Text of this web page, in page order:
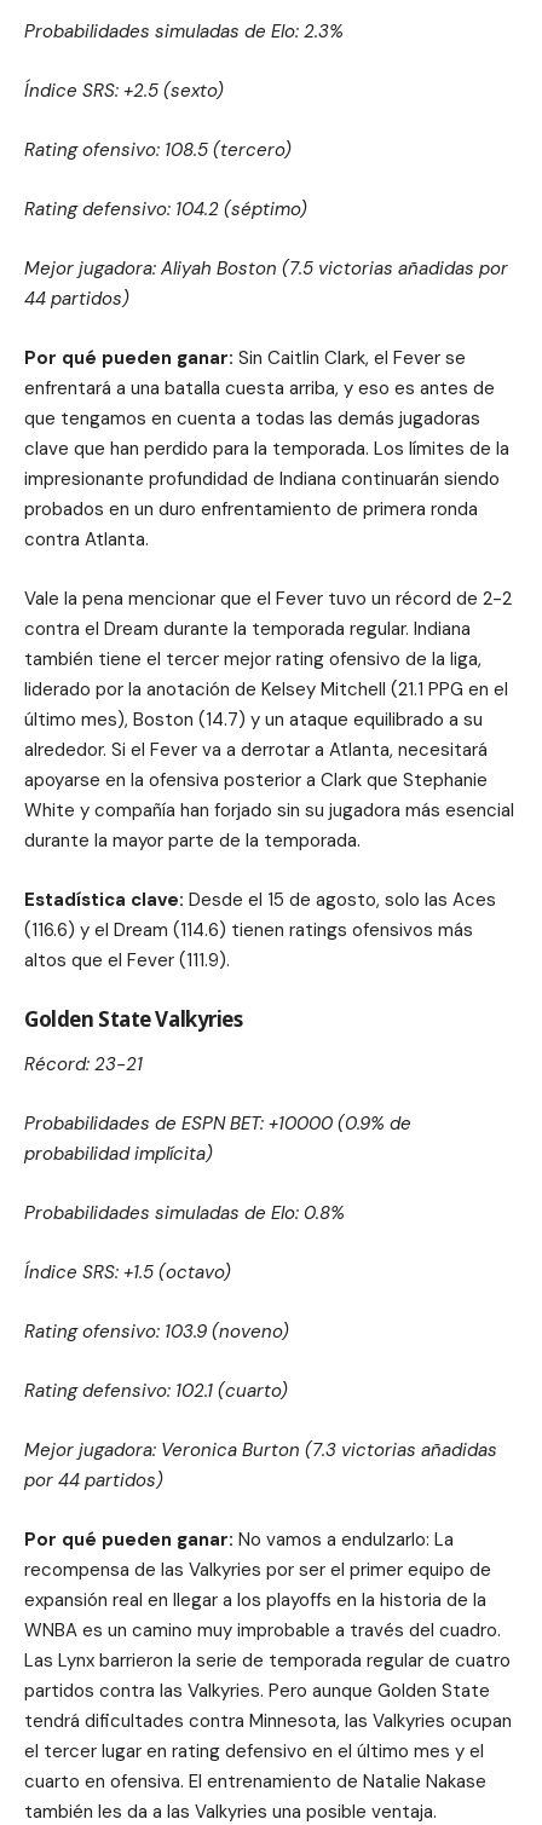
Probabilidades simuladas de Elo: 2.3%
Índice SRS: +2.5 (sexto)
Rating ofensivo: 108.5 (tercero)
Rating defensivo: 104.2 (séptimo)
Mejor jugadora: Aliyah Boston (7.5 victorias añadidas por
44 partidos)
Por qué pueden ganar: Sin Caitlin Clark, el Fever se
enfrentará a una batalla cuesta arriba, y eso es antes de
que tengamos en cuenta a todas las demás jugadoras
clave que han perdido para la temporada. Los límites de la
impresionante profundidad de Indiana continuarán siendo
probados en un duro enfrentamiento de primera ronda
contra Atlanta.
Vale la pena mencionar que el Fever tuvo un récord de 2-2
contra el Dream durante la temporada regular. Indiana
también tiene el tercer mejor rating ofensivo de la liga,
liderado por la anotación de Kelsey Mitchell (21.1 PPG en el
último mes), Boston (14.7) y un ataque equilibrado a su
alrededor. Si el Fever va a derrotar a Atlanta, necesitará
apoyarse en la ofensiva posterior a Clark que Stephanie
White y compañía han forjado sin su jugadora más esencial
durante la mayor parte de la temporada.
Estadística clave: Desde el 15 de agosto, solo las Aces
(116.6) y el Dream (114.6) tienen ratings ofensivos más
altos que el Fever (111.9).
Golden State Valkyries
Récord: 23-21
Probabilidades de ESPN BET: +10000 (0.9% de
probabilidad implícita)
Probabilidades simuladas de Elo: 0.8%
Índice SRS: +1.5 (octavo)
Rating ofensivo: 103.9 (noveno)
Rating defensivo: 102.1 (cuarto)
Mejor jugadora: Veronica Burton (7.3 victorias añadidas
por 44 partidos)
Por qué pueden ganar: No vamos a endulzarlo: La
recompensa de las Valkyries por ser el primer equipo de
expansión real en llegar a los playoffs en la historia de la
WNBA es un camino muy improbable a través del cuadro.
Las Lynx barrieron la serie de temporada regular de cuatro
partidos contra las Valkyries. Pero aunque Golden State
tendrá dificultades contra Minnesota, las Valkyries ocupan
el tercer lugar en rating defensivo en el último mes y el
cuarto en ofensiva. El entrenamiento de Natalie Nakase
también les da a las Valkyries una posible ventaja.